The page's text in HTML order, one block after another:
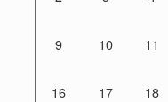
9 10 11
16 17 18